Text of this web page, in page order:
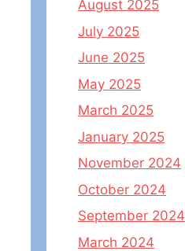
August 2025
July 2025
June 2025
May 2025
March 2025
January 2025
November 2024
October 2024
September 2024
March 2024